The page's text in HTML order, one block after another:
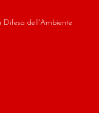
Difesa dell'Ambiente